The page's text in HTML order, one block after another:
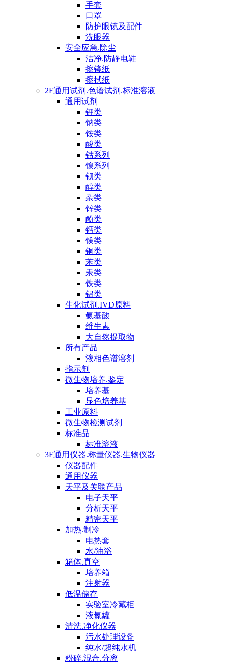
手套
口罩
防护眼镜及配件
洗眼器
安全应急.除尘
洁净.防静电鞋
擦镜纸
擦拭纸
2F通用试剂.色谱试剂.标准溶液
通用试剂
钾类
钠类
铵类
酸类
钴系列
镍系列
钡类
醇类
杂类
锌类
酚类
钙类
镁类
铜类
苯类
汞类
铁类
铝类
生化试剂.IVD原料
氨基酸
维生素
大自然提取物
所有产品
液相色谱溶剂
指示剂
微生物培养.鉴定
培养基
显色培养基
工业原料
微生物检测试剂
标准品
标准溶液
3F通用仪器.称量仪器.生物仪器
仪器配件
通用仪器
天平及关联产品
电子天平
分析天平
精密天平
加热.制冷
电热套
水/油浴
箱体.真空
培养箱
注射器
低温储存
实验室冷藏柜
液氮罐
清洗.净化仪器
污水处理设备
纯水/超纯水机
粉碎.混合.分离